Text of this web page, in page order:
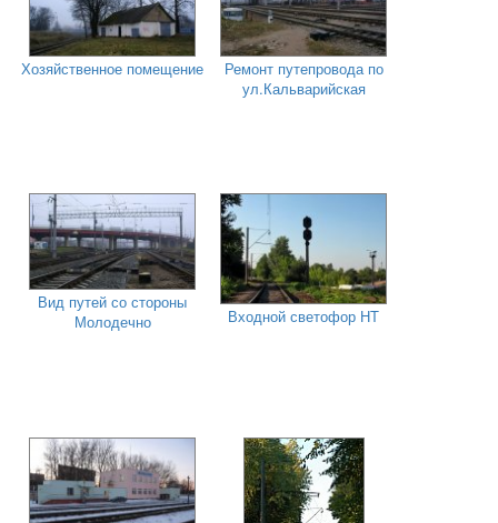
Хозяйственное помещение
Ремонт путепровода по
ул.Кальварийская
Вид путей со стороны
Молодечно
Входной светофор НТ